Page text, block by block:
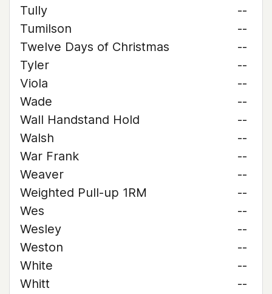
Tully
--
Tumilson
--
Twelve Days of Christmas
--
Tyler
--
Viola
--
Wade
--
Wall Handstand Hold
--
Walsh
--
War Frank
--
Weaver
--
Weighted Pull-up 1RM
--
Wes
--
Wesley
--
Weston
--
White
--
Whitt
--